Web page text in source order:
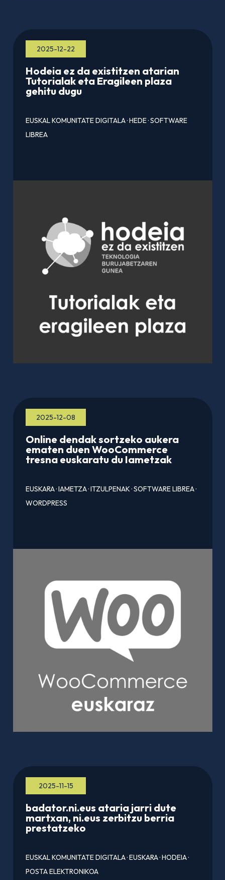
2025-12-22
Hodeia ez da existitzen atarian
Tutorialak eta Eragileen plaza
gehitu dugu
EUSKAL KOMUNITATE DIGITALA·HEDE·SOFTWARE
LIBREA
2025-12-08
Online dendak sortzeko aukera
ematen duen WooCommerce
tresna euskaratu du Iametzak
EUSKARA·IAMETZA·ITZULPENAK·SOFTWARE LIBREA·
WORDPRESS
2025-11-15
badator.ni.eus ataria jarri dute
martxan, ni.eus zerbitzu berria
prestatzeko
EUSKAL KOMUNITATE DIGITALA·EUSKARA·HODEIA·
POSTA ELEKTRONIKOA